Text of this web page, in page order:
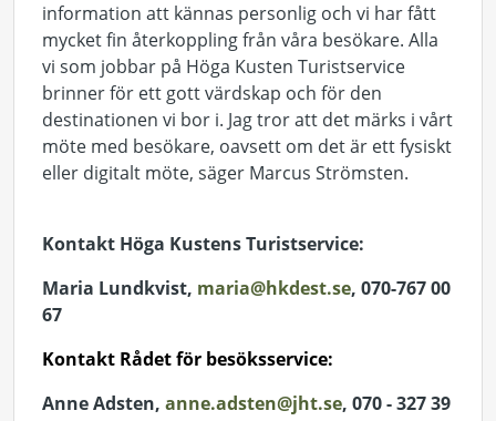
information att kännas personlig och vi har fått
mycket fin återkoppling från våra besökare. Alla
vi som jobbar på Höga Kusten Turistservice
brinner för ett gott värdskap och för den
destinationen vi bor i. Jag tror att det märks i vårt
möte med besökare, oavsett om det är ett fysiskt
eller digitalt möte, säger Marcus Strömsten.
Kontakt Höga Kustens Turistservice:
Maria Lundkvist, maria@hkdest.se, 070-767 00
67
Kontakt Rådet för besöksservice:
Anne Adsten, anne.adsten@jht.se, 070 - 327 39